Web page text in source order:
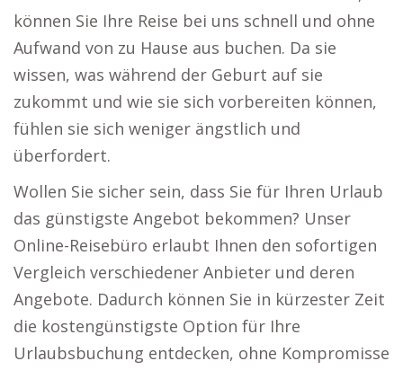
können Sie Ihre Reise bei uns schnell und ohne
Aufwand von zu Hause aus buchen. Da sie
wissen, was während der Geburt auf sie
zukommt und wie sie sich vorbereiten können,
fühlen sie sich weniger ängstlich und
überfordert.
Wollen Sie sicher sein, dass Sie für Ihren Urlaub
das günstigste Angebot bekommen? Unser
Online-Reisebüro erlaubt Ihnen den sofortigen
Vergleich verschiedener Anbieter und deren
Angebote. Dadurch können Sie in kürzester Zeit
die kostengünstigste Option für Ihre
Urlaubsbuchung entdecken, ohne Kompromisse